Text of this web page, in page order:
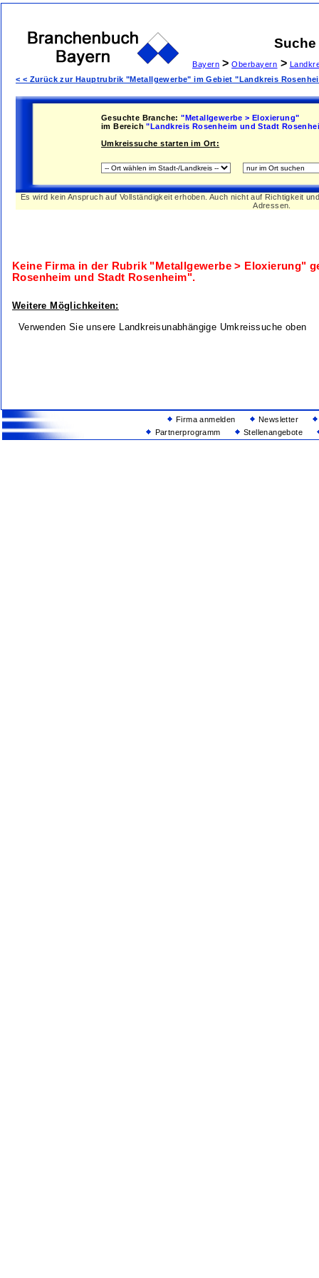
Bayern > Oberbayern >
< < Zurück zur Hauptrubrik "Metallgewerbe" im Gebiet "Landkreis
Gesuchte Branche: "Metallgewerbe > Eloxierung"
im Bereich "Landkreis Rosenheim und Stadt
Umkreissuche starten im Ort:
Es wird kein Anspruch auf Vollständigkeit erhoben. Auch nicht auf Richtigkeit
Adressen.
Keine Firma in der Rubrik "Metallgewerbe > Eloxierung"
Rosenheim und Stadt Rosenheim".
Weitere Möglichkeiten:
Verwenden Sie unsere Landkreisunabhängige Umkreissuche oben
Firma anmelden
Newsletter
Partnerprogramm
Stellenangebote